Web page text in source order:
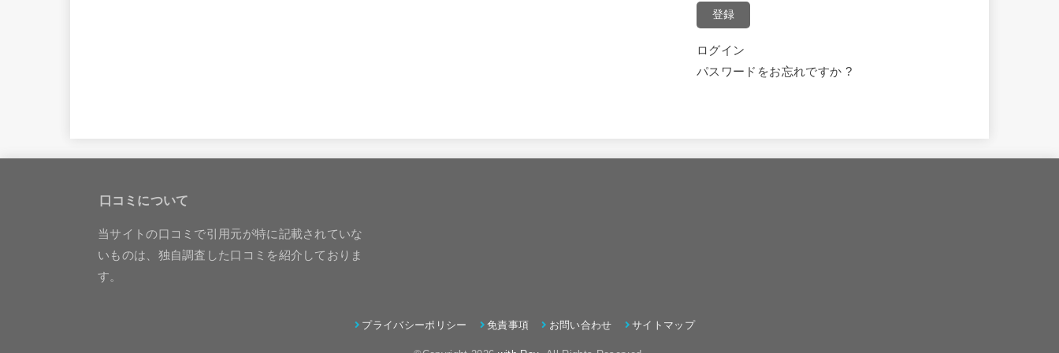
登録
ログイン
パスワードをお忘れですか ?
口コミについて
当サイトの口コミで引用元が特に記載されていな
いものは、独自調査した口コミを紹介しておりま
す。
プライバシーポリシー 免責事項 お問い合わせ サイトマップ